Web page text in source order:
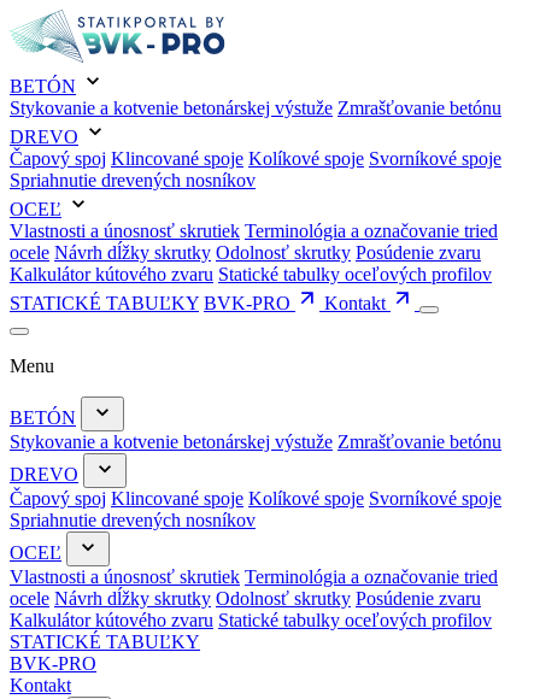
BETÓN
Stykovanie a kotvenie betonárskej výstuže Zmrašťovanie betónu
DREVO
Čapový spoj Klincované spoje Kolíkové spoje Svorníkové spoje
Spriahnutie drevených nosníkov
OCEĽ
Vlastnosti a únosnosť skrutiek Terminológia a označovanie tried
ocele Návrh dĺžky skrutky Odolnosť skrutky Posúdenie zvaru
Kalkulátor kútového zvaru Statické tabulky oceľových profilov
STATICKÉ TABUĽKY BVK-PRO Kontakt
Menu
BETÓN
Stykovanie a kotvenie betonárskej výstuže Zmrašťovanie betónu
DREVO
Čapový spoj Klincované spoje Kolíkové spoje Svorníkové spoje
Spriahnutie drevených nosníkov
OCEĽ
Vlastnosti a únosnosť skrutiek Terminológia a označovanie tried
ocele Návrh dĺžky skrutky Odolnosť skrutky Posúdenie zvaru
Kalkulátor kútového zvaru Statické tabulky oceľových profilov
STATICKÉ TABUĽKY
BVK-PRO
Kontakt